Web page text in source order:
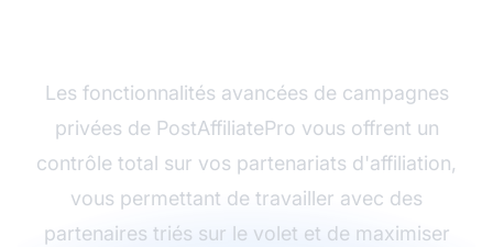
Les fonctionnalités avancées de campagnes
privées de PostAffiliatePro vous offrent un
contrôle total sur vos partenariats d'affiliation,
vous permettant de travailler avec des
partenaires triés sur le volet et de maximiser